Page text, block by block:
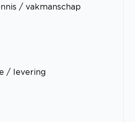
/ vakmanschap
/ levering